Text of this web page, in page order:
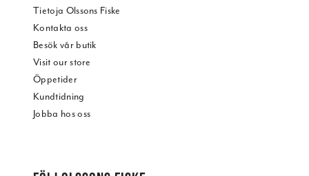
Tietoja Olssons Fiske
Kontakta oss
Besök vår butik
Visit our store
Öppetider
Kundtidning
Jobba hos oss